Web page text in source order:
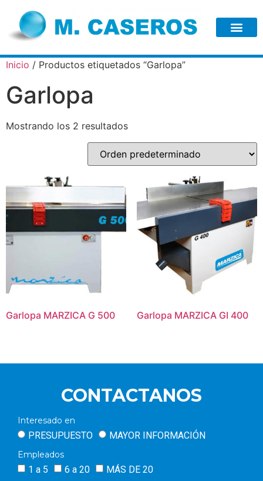
Inicio / Productos etiquetados “Garlopa”
Garlopa
Mostrando los 2 resultados
Garlopa MARZICA G 500 Garlopa MARZICA GI 400
CONTACTANOS
Interesado en
PRESUPUESTO MAYOR INFORMACIÓN
Empleados
1 a 5 6 a 20 MÁS DE 20